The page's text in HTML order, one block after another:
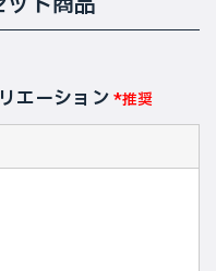
エーション *推奨